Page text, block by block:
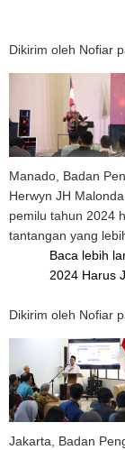
Dikirim oleh Nofiar
Manado, Badan
Herwyn JH
pemilu tahun 2024
tantangan yang
Baca lebih
2024 Harus
Dikirim oleh Nofiar
Jakarta, Badan